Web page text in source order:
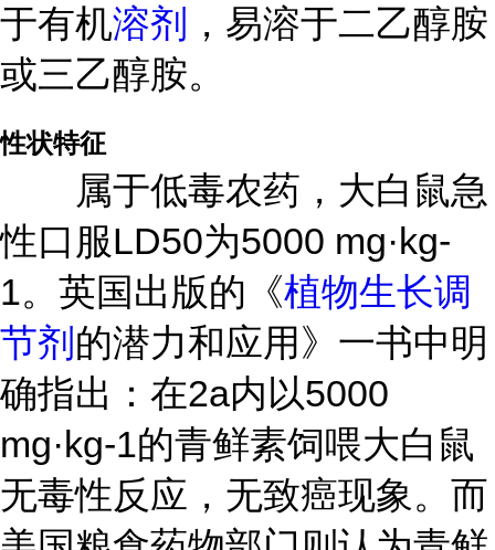
于有机溶剂 ，易溶于二乙醇胺
或三乙醇胺。
性状特征
属于低毒农药，大白鼠急
性口服LD50为5000 mg·kg-
1。英国出版的《植物生长调
节剂的潜力和应用》一书中明
确指出：在2a内以5000
mg·kg-1的青鲜素饲喂大白鼠
无毒性反应，无致癌现象。而